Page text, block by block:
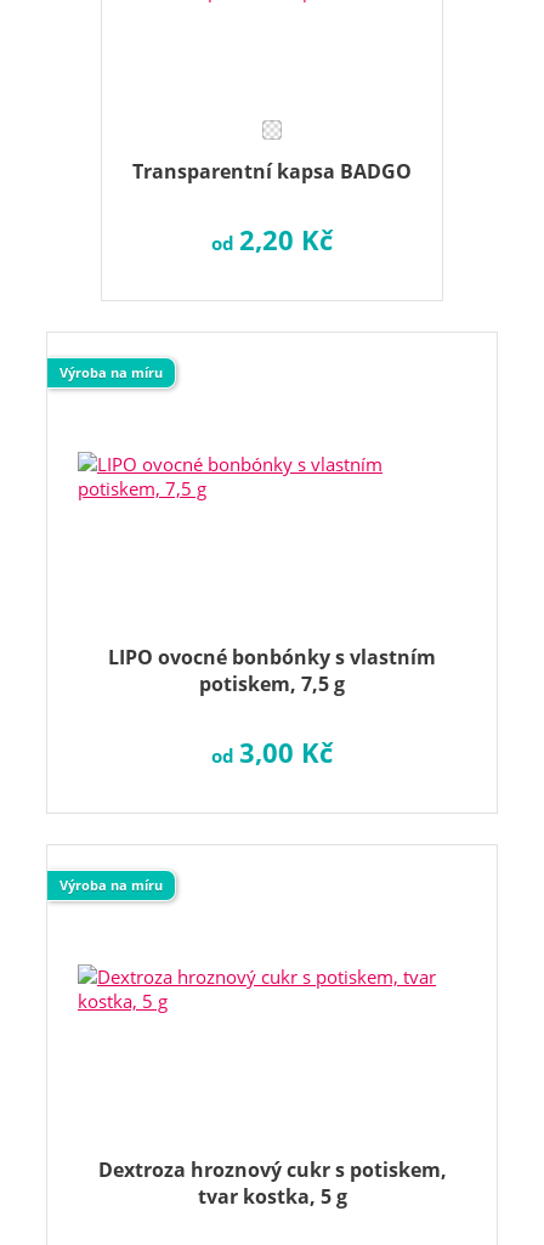
Transparentní kapsa BADGO
od 2,20 Kč
LIPO ovocné bonbónky s vlastním
potiskem, 7,5 g
Výroba na míru
od 3,00 Kč
Dextroza hroznový cukr s potiskem,
tvar kostka, 5 g
Výroba na míru